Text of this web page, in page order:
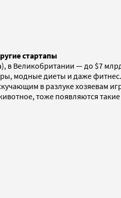
стартапы
Великобритании — до $7
модные диеты и даже
в разлуке хозяевам
тоже появляются